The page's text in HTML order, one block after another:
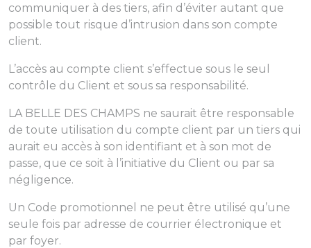
communiquer à des tiers, afin d’éviter autant que
possible tout risque d’intrusion dans son compte
client.
L’accès au compte client s’effectue sous le seul
contrôle du Client et sous sa responsabilité.
LA BELLE DES CHAMPS ne saurait être responsable
de toute utilisation du compte client par un tiers qui
aurait eu accès à son identifiant et à son mot de
passe, que ce soit à l’initiative du Client ou par sa
négligence.
Un Code promotionnel ne peut être utilisé qu’une
seule fois par adresse de courrier électronique et
par foyer.